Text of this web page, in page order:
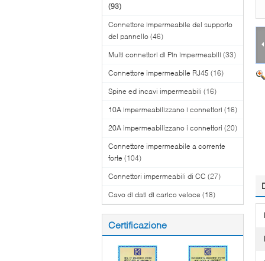
(93)
Connettore impermeabile del supporto
del pannello (46)
Multi connettori di Pin impermeabili (33)
Connettore impermeabile RJ45 (16)
Spine ed incavi impermeabili (16)
10A impermeabilizzano i connettori (16)
20A impermeabilizzano i connettori (20)
Connettore impermeabile a corrente
forte (104)
Connettori impermeabili di CC (27)
Cavo di dati di carico veloce (18)
Certificazione